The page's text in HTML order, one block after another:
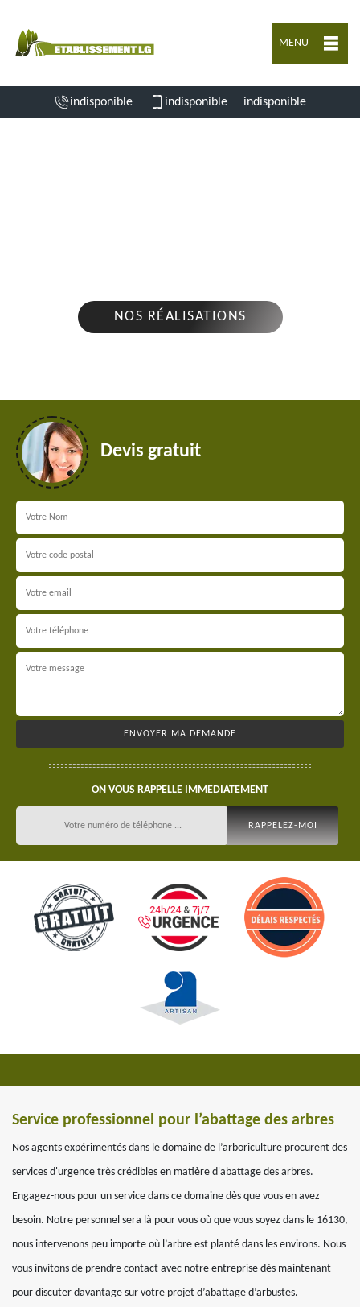
MENU
indisponible indisponible indisponible
NOS RÉALISATIONS
Devis gratuit
ON VOUS RAPPELLE IMMEDIATEMENT
Service professionnel pour l’abattage des arbres
Nos agents expérimentés dans le domaine de l’arboriculture procurent des
services d'urgence très crédibles en matière d'abattage des arbres.
Engagez-nous pour un service dans ce domaine dès que vous en avez
besoin. Notre personnel sera là pour vous où que vous soyez dans le 16130,
nous intervenons peu importe où l’arbre est planté dans les environs. Nous
vous invitons de prendre contact avec notre entreprise dès maintenant
pour discuter davantage sur votre projet d’abattage d’arbustes.